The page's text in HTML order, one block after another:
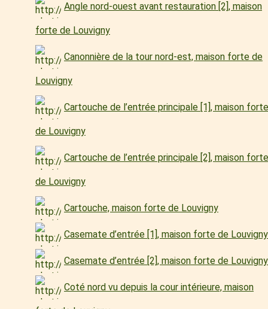
Angle nord-ouest avant restauration [2], maison
forte de Louvigny
Canonnière de la tour nord-est, maison forte de
Louvigny
Cartouche de l’entrée principale [1], maison forte
de Louvigny
Cartouche de l’entrée principale [2], maison forte
de Louvigny
Cartouche, maison forte de Louvigny
Casemate d’entrée [1], maison forte de Louvigny
Casemate d’entrée [2], maison forte de Louvigny
Coté nord vu depuis la cour intérieure, maison